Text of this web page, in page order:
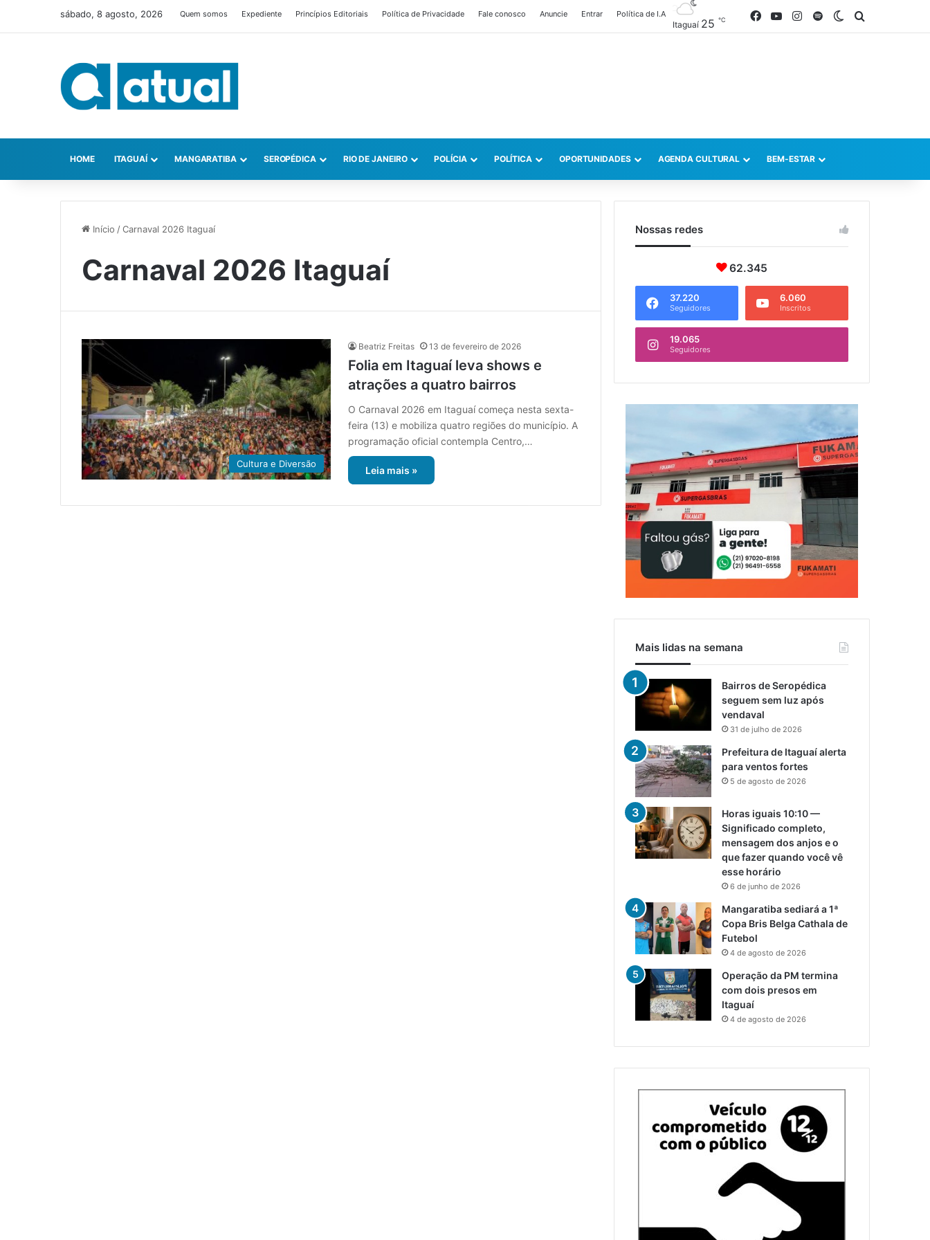
sábado, 8 agosto, 2026 Quem somos Expediente Princípios Editoriais Política de Privacidade Fale conosco Anuncie Entrar Política de I.A
Itaguaí 25 ℃ FacebookYouTubeInstagram
SpotifySwitch skin
HOME ITAGUAÍ MANGARATIBA SEROPÉDICA RIO DE JANEIRO POLÍCIA POLÍTICA OPORTUNIDADES AGENDA CULTURAL BEM-ESTAR
Início /Carnaval 2026 Itaguaí
Carnaval 2026 Itaguaí
Cultura e Diversão
Beatriz Freitas 13 de fevereiro de 2026
Folia em Itaguaí leva shows e
atrações a quatro bairros
O Carnaval 2026 em Itaguaí começa nesta sexta-
feira (13) e mobiliza quatro regiões do município. A
programação oficial contempla Centro,…
Leia mais »
Nossas redes
62.345
37.220
Seguidores
6.060
Inscritos
19.065
Seguidores
Mais lidas na semana
Bairros de Seropédica
seguem sem luz após
vendaval
31 de julho de 2026
Prefeitura de Itaguaí alerta
para ventos fortes
5 de agosto de 2026
Horas iguais 10:10 —
Significado completo,
mensagem dos anjos e o
que fazer quando você vê
esse horário
6 de junho de 2026
Mangaratiba sediará a 1ª
Copa Bris Belga Cathala de
Futebol
4 de agosto de 2026
Operação da PM termina
com dois presos em
Itaguaí
4 de agosto de 2026